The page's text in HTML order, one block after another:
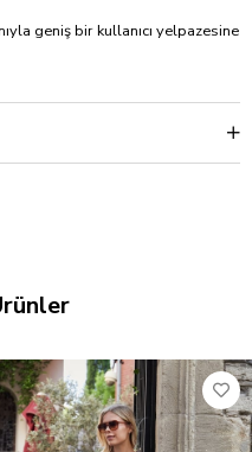
geniş bir kullanıcı yelpazesine